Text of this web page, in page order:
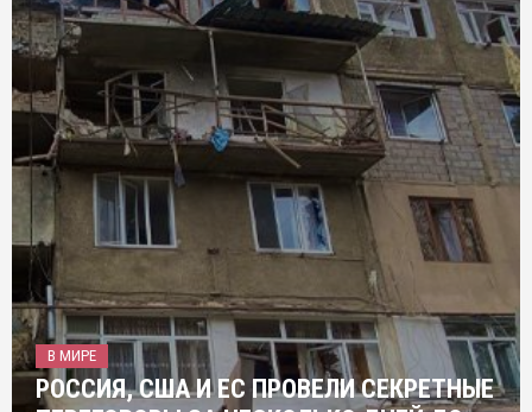
В МИРЕ
РОССИЯ, США И ЕС ПРОВЕЛИ СЕКРЕТНЫЕ